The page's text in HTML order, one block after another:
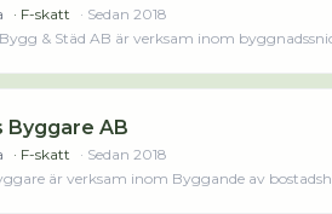
· F-skatt · Sedan 2018
& Städ AB är verksam inom
(2024).Läs merLäs mindre
Byggare AB
· F-skatt · Sedan 2018
är verksam inom Byggande av